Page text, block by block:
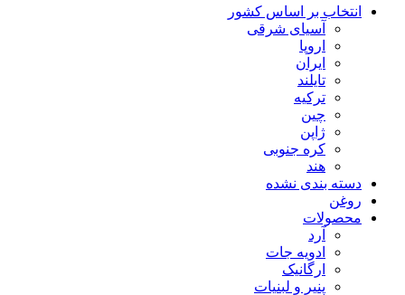
انتخاب بر اساس کشور
آسیای شرقی
اروپا
ایران
تایلند
ترکیه
چین
ژاپن
کره جنوبی
هند
دسته بندی نشده
روغن
محصولات
آرد
ادویه جات
ارگانیک
پنیر و لبنیات